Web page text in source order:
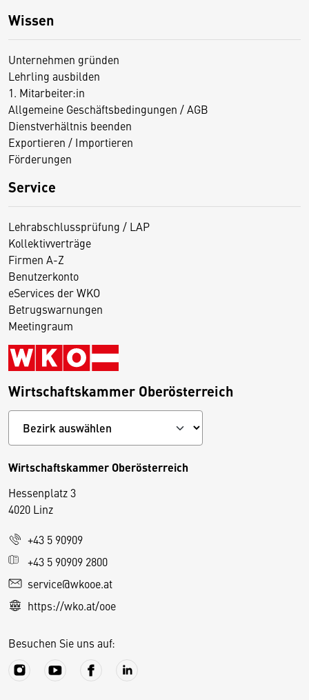
Wissen
Unternehmen gründen
Lehrling ausbilden
1. Mitarbeiter:in
Allgemeine Geschäftsbedingungen / AGB
Dienstverhältnis beenden
Exportieren / Importieren
Förderungen
Service
Lehrabschlussprüfung / LAP
Kollektivverträge
Firmen A-Z
Benutzerkonto
eServices der WKO
Betrugswarnungen
Meetingraum
Wirtschaftskammer Oberösterreich
Wirtschaftskammer Oberösterreich
Hessenplatz 3
4020 Linz
+43 5 90909
+43 5 90909 2800
service@wkooe.at
https://wko.at/ooe
Besuchen Sie uns auf:
D
e
s
S
e